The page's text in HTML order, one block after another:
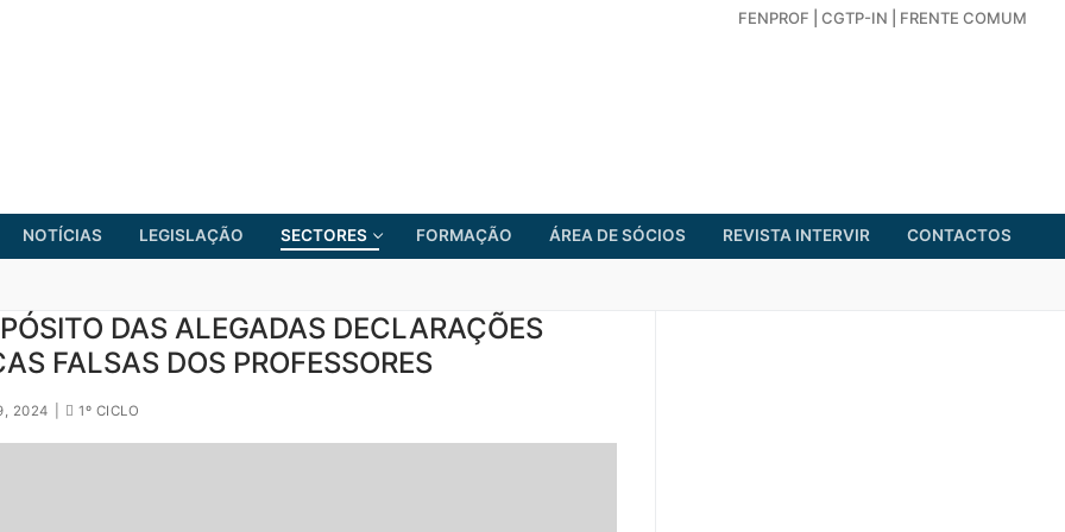
FENPROF CGTP-IN FRENTE COMUM
NOTÍCIAS LEGISLAÇÃO SECTORES FORMAÇÃO ÁREA DE SÓCIOS REVISTA INTERVIR CONTACTOS
FRENTE COMUM
DAS ALEGADAS DECLARAÇÕES
FALSAS DOS PROFESSORES
2024 1º CICLO